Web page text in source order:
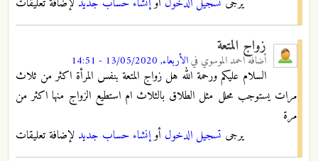
زواج المتعة
أضافهاحمد الموسوي فيالأربعاء, 13/05/2020 - 14:51
السلام عليكم ورحمة الله هل زواج المتعة بنفس المرأة اكثر من ثلاث
مرات يستوجب محلل مثل الطلاق بالثلاث ام استطيع الزواج منها اكثر من
مرة
يرجى تسجيل الدخول أوإنشاء حساب جديد لإضافة تعليقات